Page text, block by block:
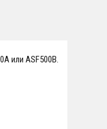
или ASF500B.